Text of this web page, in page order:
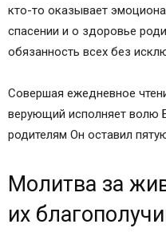
кто-то оказывает
спасении и о здоровье
обязанность всех без
Совершая ежедневное
верующий исполняет
родителям Он оставил
Молитва за
их